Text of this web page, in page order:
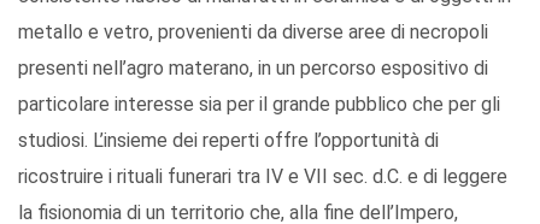
metallo e vetro, provenienti da diverse aree di necropoli
presenti nell’agro materano, in un percorso espositivo di
particolare interesse sia per il grande pubblico che per gli
studiosi. L’insieme dei reperti offre l’opportunità di
ricostruire i rituali funerari tra IV e VII sec. d.C. e di leggere
la fisionomia di un territorio che, alla fine dell’Impero,